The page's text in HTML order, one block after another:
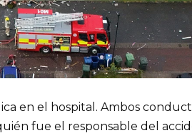
en el hospital. Ambos
fue el responsable del